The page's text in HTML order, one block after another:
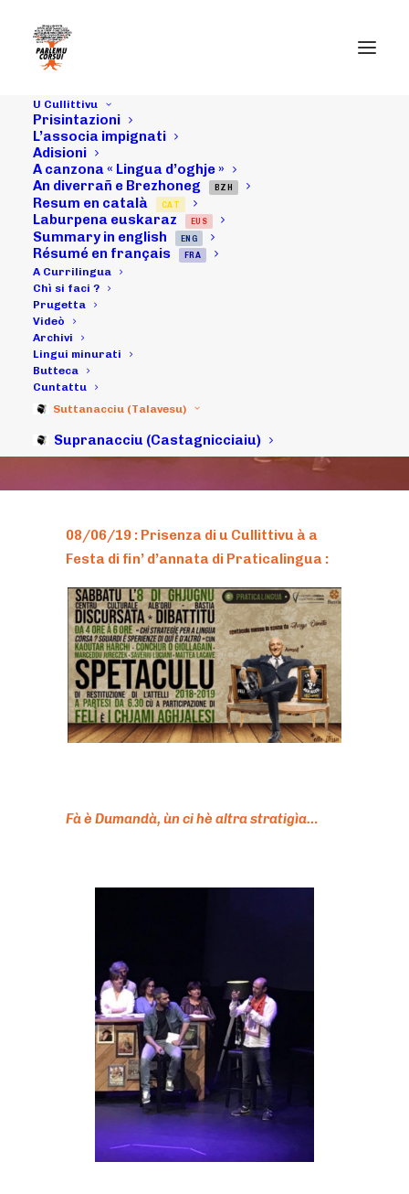
U Cullittivu
Prisintazioni
L’associa impignati
Adisioni
A canzona « Lingua d’oghje »
An diverrañ e Brezhoneg
BZH
Resum en català CAT
Laburpena euskaraz EUS
Summary in english ENG
Résumé en français FRA
A Currilingua
Chì si faci ?
Prugetta
Videò
Archivi
Lingui minurati
Butteca
Cuntattu
Suttanacciu (Talavesu)
Supranacciu (Castagnicciaiu)
08/06/19 :
Discorsu à a
festa di fin’
d’annata di
Praticalingua in
08/06/2019 | INARCHIVI
08/06/19 : Prisenza di u Cullittivu à a
Festa di fin’ d’annata di Praticalingua :
Fà è Dumandà, ùn ci hè altra stratigìa…